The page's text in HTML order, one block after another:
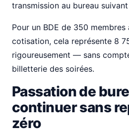
transmission au bureau
Pour un BDE de 350
cotisation, cela représente 8
rigoureusement — sans
billetterie des soirées.
Passation de
continuer sans
zéro